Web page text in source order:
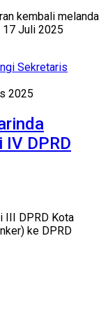
kembali melanda
17 Juli 2025
2025
DPRD
III DPRD Kota
ke DPRD